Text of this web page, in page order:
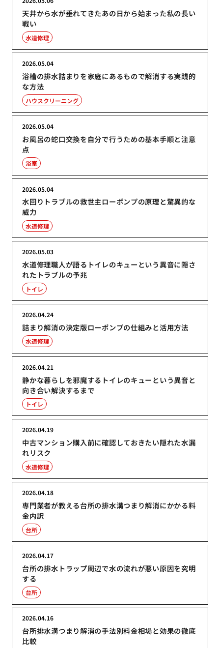
天井から水が垂れてきたあの日から始まった私の長い
戦い
水道修理
浴槽の排水詰まりを家庭にあるもので解消する実践的
な方法
2026.05.04
ハウスクリーニング
お風呂の蛇口交換を自分で行うための基本手順と注意
点
2026.05.04
浴室
水回りトラブルの救世主ローポンプの原理と驚異的な
威力
2026.05.04
水道修理
水道修理職人が語るトイレのキューという異音に隠さ
れたトラブルの予兆
2026.05.03
トイレ
詰まり解消の決定版ローポンプの仕組みと活用方法
2026.04.24
水道修理
静かな暮らしを邪魔するトイレのキューという異音と
向き合い解決するまで
2026.04.21
トイレ
中古マンション購入前に確認しておきたい隠れた水漏
れリスク
2026.04.19
水道修理
専門業者が教える台所の排水溝つまり解消にかかる料
金内訳
2026.04.18
台所
台所の排水トラップ周辺で水の流れが悪い原因を究明
する
2026.04.17
台所
台所排水溝つまり解消の手法別料金相場と効果の徹底
比較
2026.04.16